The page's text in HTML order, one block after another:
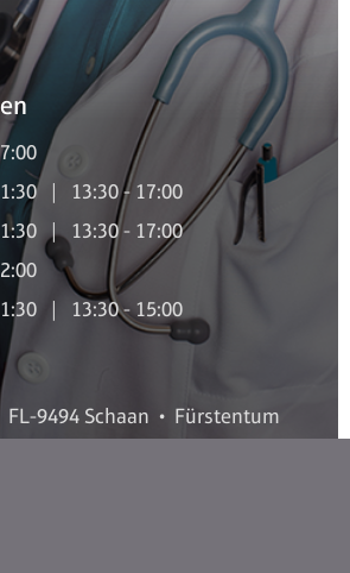
| 13:30 - 17:00
| 13:30 - 17:00
| 13:30 - 15:00
FL-9494 Schaan • Fürstentum